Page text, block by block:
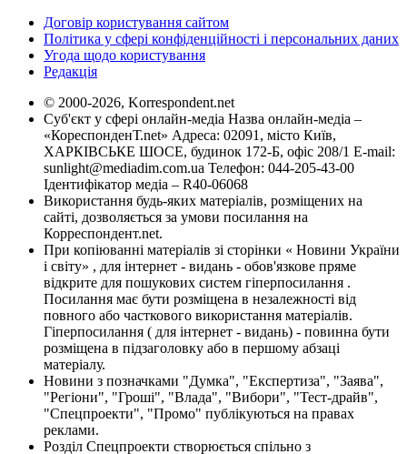
Договір користування сайтом
Політика у сфері конфіденційності і персональних даних
Угода щодо користування
Редакція
© 2000-2026, Korrespondent.net
Суб'єкт у сфері онлайн-медіа Назва онлайн-медіа –
«КореспонденТ.net» Адреса: 02091, місто Київ,
ХАРКІВСЬКЕ ШОСЕ, будинок 172-Б, офіс 208/1 E-mail:
sunlight@mediadim.com.ua Телефон: 044-205-43-00
Ідентифікатор медіа – R40-06068
Використання будь-яких матеріалів, розміщених на
сайті, дозволяється за умови посилання на
Корреспондент.net.
При копіюванні матеріалів зі сторінки « Новини України
і світу» , для інтернет - видань - обов'язкове пряме
відкрите для пошукових систем гіперпосилання .
Посилання має бути розміщена в незалежності від
повного або часткового використання матеріалів.
Гіперпосилання ( для інтернет - видань) - повинна бути
розміщена в підзаголовку або в першому абзаці
матеріалу.
Новини з позначками "Думка", "Експертиза", "Заява",
"Регіони", "Гроші", "Влада", "Вибори", "Тест-драйв",
"Спецпроекти", "Промо" публікуються на правах
реклами.
Розділ Спецпроекти створюється спільно з